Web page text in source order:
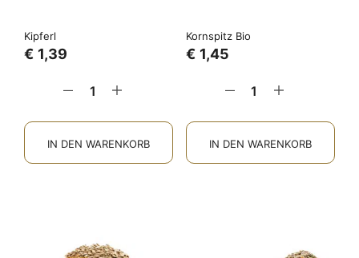
Kipferl
€ 1,39
IN DEN WARENKORB
Kornspitz Bio
€ 1,45
IN DEN WARENKORB